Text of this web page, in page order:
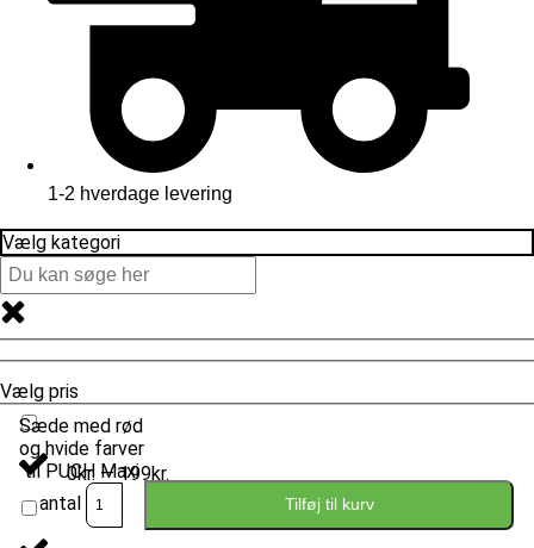
1-2 hverdage levering
Vælg kategori
Vælg pris
0kr. — 199kr.
Sæde med rød
og hvide farver
til PUCH Maxi
antal
Tilføj til kurv